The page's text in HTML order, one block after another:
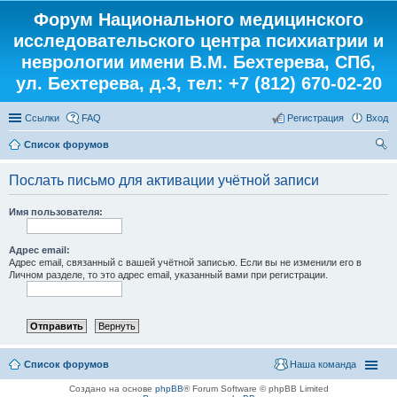
Форум Национального медицинского
исследовательского центра психиатрии и
неврологии имени В.М. Бехтерева, СПб,
ул. Бехтерева, д.3, тел: +7 (812) 670-02-20
Ссылки FAQ Вход
Регистрация
Список форумов
Послать письмо для активации учётной записи
Имя пользователя:
Адрес email:
Адрес email, связанный с вашей учётной записью. Если вы не изменили его в
Личном разделе, то это адрес email, указанный вами при регистрации.
Список форумов Наша команда
Создано на основе phpBB® Forum Software © phpBB Limited